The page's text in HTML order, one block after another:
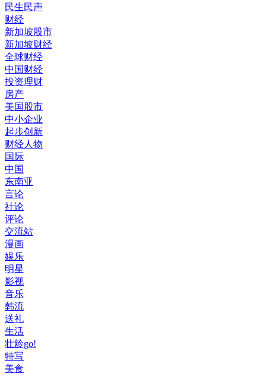
民生民声
财经
新加坡股市
新加坡财经
全球财经
中国财经
投资理财
房产
美国股市
中小企业
起步创新
财经人物
国际
中国
东南亚
言论
社论
评论
交流站
漫画
娱乐
明星
影视
音乐
韩流
送礼
生活
壮龄go!
特写
美食